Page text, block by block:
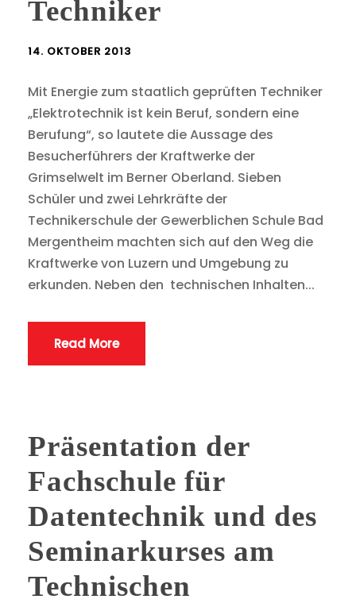
Techniker
14. OKTOBER 2013
Mit Energie zum staatlich geprüften Techniker
„Elektrotechnik ist kein Beruf, sondern eine
Berufung“, so lautete die Aussage des
Besucherführers der Kraftwerke der
Grimselwelt im Berner Oberland. Sieben
Schüler und zwei Lehrkräfte der
Technikerschule der Gewerblichen Schule Bad
Mergentheim machten sich auf den Weg die
Kraftwerke von Luzern und Umgebung zu
erkunden. Neben den technischen Inhalten...
Read More
Präsentation der
Fachschule für
Datentechnik und des
Seminarkurses am
Technischen